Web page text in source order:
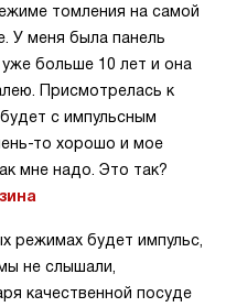
томления на самой
У меня была панель
больше 10 лет и она
Присмотрелась к
с импульсным
то хорошо и мое
мне надо. Это так?
режимах будет импульс,
не слышали,
качественной посуде